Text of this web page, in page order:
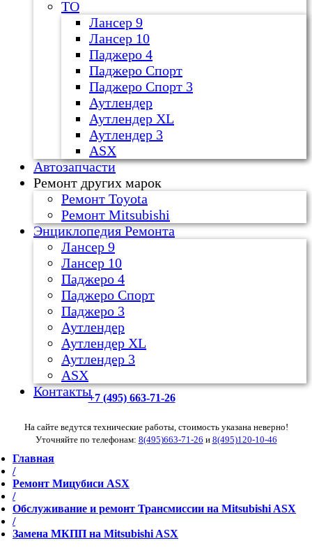
ТО
Лансер 9
Лансер 10
Паджеро 4
Паджеро Спорт
Паджеро Спорт 3
Аутлендер
Аутлендер ХL
Аутлендер 3
ASX
Автозапчасти
Ремонт других марок
Ремонт Toyota
Ремонт Mitsubishi
Энциклопедия Ремонта
Лансер 9
Лансер 10
Паджеро 4
Паджеро Спорт
Паджеро 3
Аутлендер
Аутлендер ХL
Аутлендер 3
ASX
Контакты+7 (495) 663-71-26
На сайте ведутся технические работы, стоимость указана неверно!
Уточняйте по телефонам: 8(495)663-71-26 и 8(495)120-10-46
Главная
/
Ремонт Мицубиси ASX
/
Обслуживание и ремонт Трансмиссии на Mitsubishi ASX
/
Замена МКПП на Mitsubishi ASX